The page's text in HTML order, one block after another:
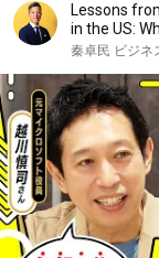
Lessons
in the US:
秦卓民 ビジネ